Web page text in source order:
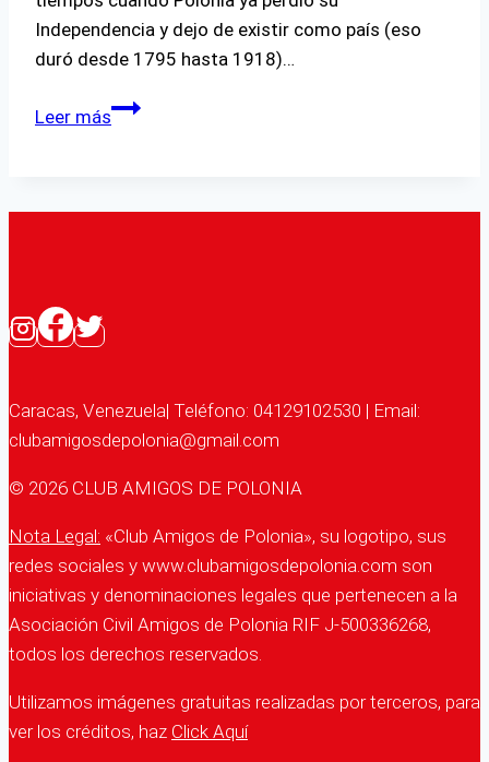
Independencia y dejo de existir como país (eso
duró desde 1795 hasta 1918)…
Leer másMarie
Caracas, Venezuela| Teléfono: 04129102530 | Email:
clubamigosdepolonia@gmail.com
© 2026 CLUB AMIGOS DE POLONIA
Nota Legal: «Club Amigos de Polonia», su logotipo, sus
redes sociales y www.clubamigosdepolonia.com son
iniciativas y denominaciones legales que pertenecen a la
Asociación Civil Amigos de Polonia RIF J-500336268,
todos los derechos reservados.
Utilizamos imágenes gratuitas realizadas por terceros, para
ver los créditos, haz Click Aquí